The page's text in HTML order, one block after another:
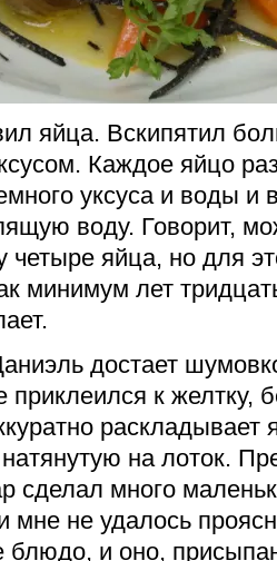
яйца. Вскипятил
Каждое яйцо
уксуса и воды
воду. Говорит,
четыре яйца, но для
минимум лет
достает
приклеился к желтку,
раскладывает
на лоток.
сделал много
мне не удалось
блюдо, и оно,